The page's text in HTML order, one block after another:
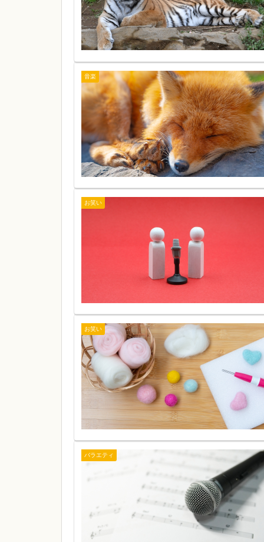
音楽
お笑い
お笑い
バラエティ